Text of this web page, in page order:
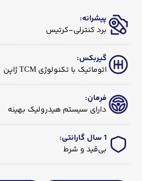
پیشرانه:
برد کنترلی-کرتیس
گیربکس:
اتوماتیک با تکنولوژی TCM ژاپن
فرمان:
دارای سیستم هیدرولیک بهینه
1 سال گارانتی
:
بی‌قید و شرط